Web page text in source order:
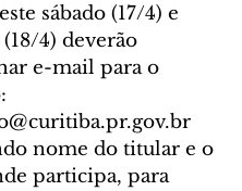
sábado (17/4) e
4) deverão
e-mail para o
nome do titular e o
participa, para